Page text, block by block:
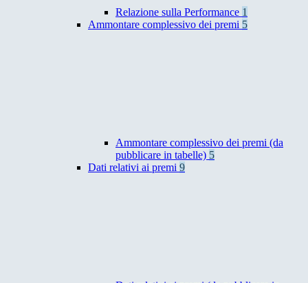
Relazione sulla Performance 1
Ammontare complessivo dei premi 5
Ammontare complessivo dei premi (da
pubblicare in tabelle) 5
Dati relativi ai premi 9